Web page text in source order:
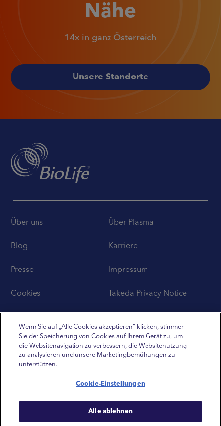
Nähe
14x in ganz Österreich
Unsere Standorte
Über uns Über Plasma
Blog Karriere
Presse Impressum
Cookies Takeda Privacy Notice
BIOLIFE is a registered trademark of Baxalta Incorporated.
Pharmaceutical Company Limited.
Wenn Sie auf „Alle Cookies akzeptieren“ klicken, stimmen
Sie der Speicherung von Cookies auf Ihrem Gerät zu, um
die Websitenavigation zu verbessern, die Websitenutzung
zu analysieren und unsere Marketingbemühungen zu
unterstützen.
Cookie-Einstellungen
Alle ablehnen